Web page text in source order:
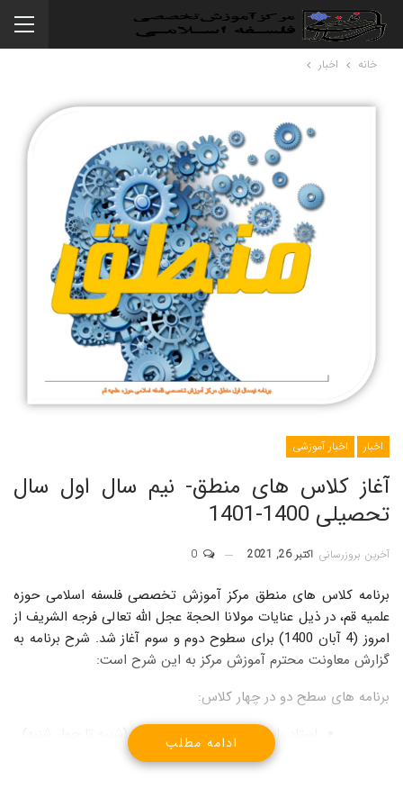
خانه اخبار
اخبار اخبار آموزشی
آغاز کلاس های منطق- نیم سال اول سال
تحصیلی 1400-1401
آخرین بروزرسانی اکتبر 26, 2021
برنامه کلاس های منطق مرکز آموزش تخصصی فلسفه اسلامی حوزه
علمیه قم، در ذیل عنایات مولانا الحجة عجل الله تعالی فرجه الشریف از
امروز (4 آبان 1400) برای سطوح دوم و سوم آغاز شد. شرح برنامه به
گزارش معاونت محترم آموزش مرکز به این شرح است:
برنامه های سطح دو در چهار کلاس:
استاد راسخ ساعت 13 (شنبه تا چهار شنبه)
استاد جلالی ساعت 13 (شنبه تا چهار شنبه)
ادامه مطلب